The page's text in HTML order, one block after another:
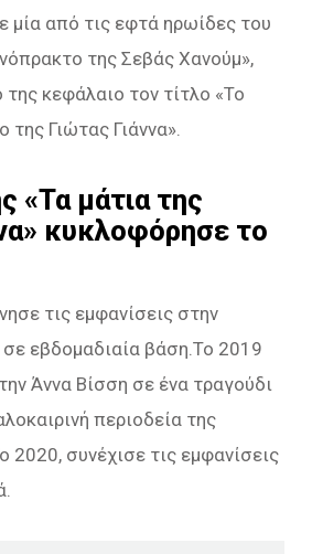
μία από τις εφτά ηρωίδες του
της Σεβάς Χανούμ»,
της κεφάλαιο τον τίτλο «Το
της Γιώτας Γιάννα».
«Τα μάτια της
κυκλοφόρησε το
τις εμφανίσεις στην
εβδομαδιαία βάση.Το 2019
Άννα Βίσση σε ένα τραγούδι
περιοδεία της
2020, συνέχισε τις εμφανίσεις